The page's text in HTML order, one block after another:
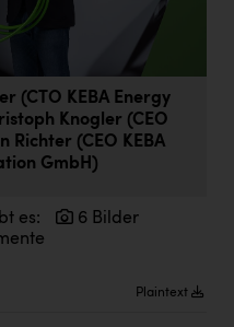
(CTO KEBA Energy
Knogler (CEO
Richter (CEO KEBA
GmbH)
es:
6 Bilder
Plaintext